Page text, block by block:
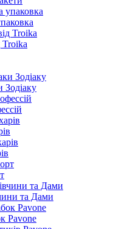
Troika
Зодіаку
та Дами
Pavone